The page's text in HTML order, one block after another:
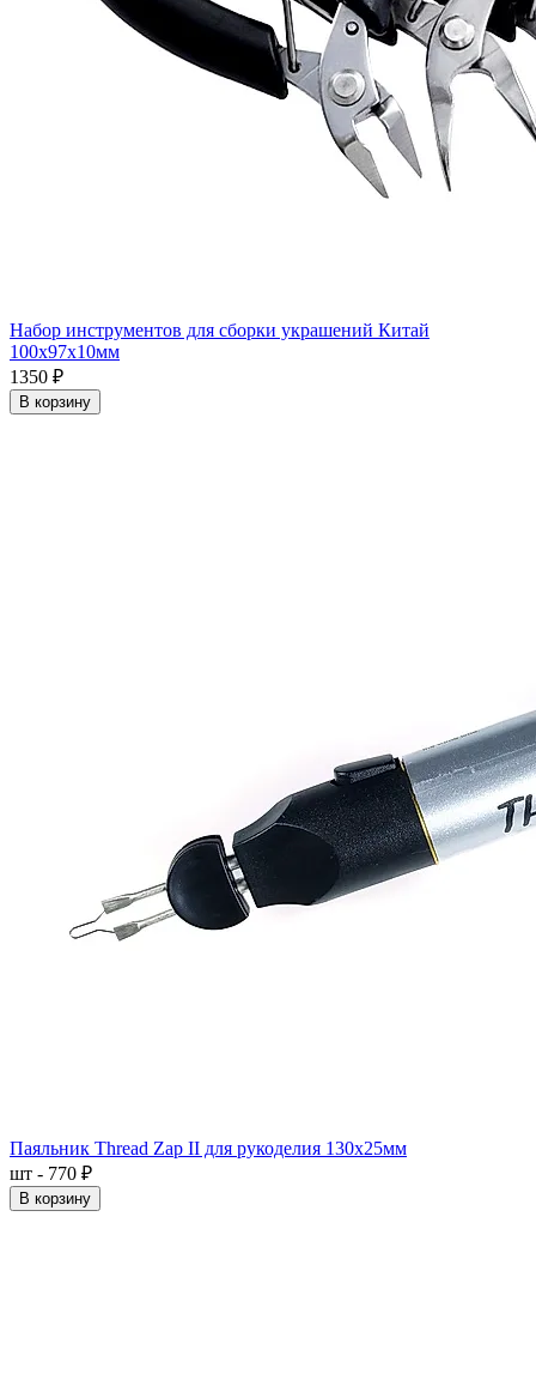
Набор инструментов для сборки украшений Китай
100x97x10мм
1350 ₽
В корзину
Паяльник Thread Zap II для рукоделия 130x25мм
шт - 770 ₽
В корзину